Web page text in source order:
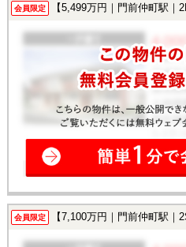
会員限定 【5,499万円｜門前仲町駅｜
会員限定 【7,100万円｜門前仲町駅｜